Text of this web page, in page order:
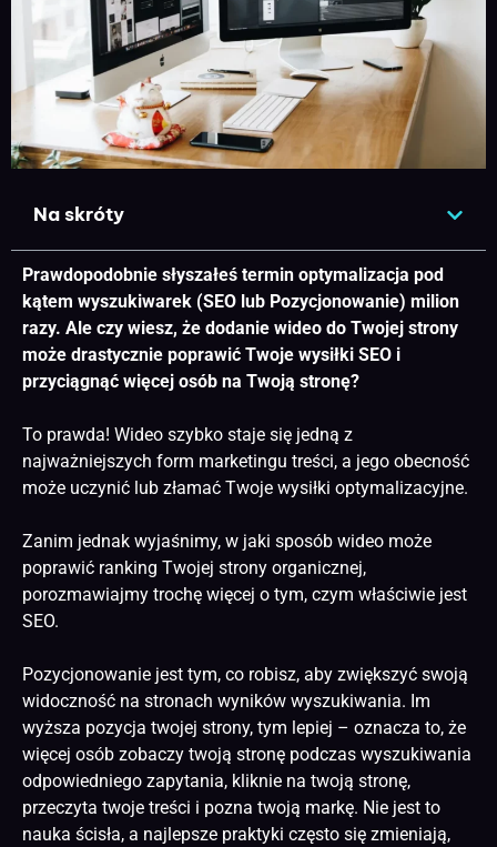
Na skróty
Prawdopodobnie słyszałeś termin optymalizacja pod
kątem wyszukiwarek (SEO lub Pozycjonowanie) milion
razy. Ale czy wiesz, że dodanie wideo do Twojej strony
może drastycznie poprawić Twoje wysiłki SEO i
przyciągnąć więcej osób na Twoją stronę?
To prawda! Wideo szybko staje się jedną z
najważniejszych form marketingu treści, a jego obecność
może uczynić lub złamać Twoje wysiłki optymalizacyjne.
Zanim jednak wyjaśnimy, w jaki sposób wideo może
poprawić ranking Twojej strony organicznej,
porozmawiajmy trochę więcej o tym, czym właściwie jest
SEO.
Pozycjonowanie jest tym, co robisz, aby zwiększyć swoją
widoczność na stronach wyników wyszukiwania. Im
wyższa pozycja twojej strony, tym lepiej – oznacza to, że
więcej osób zobaczy twoją stronę podczas wyszukiwania
odpowiedniego zapytania, kliknie na twoją stronę,
przeczyta twoje treści i pozna twoją markę. Nie jest to
nauka ścisła, a najlepsze praktyki często się zmieniają,